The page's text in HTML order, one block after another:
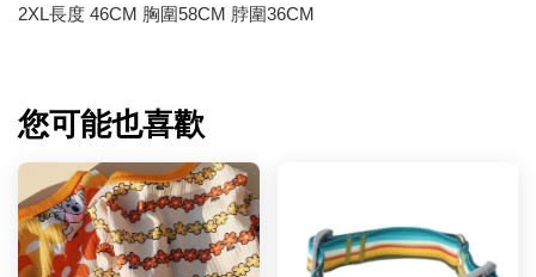
2XL長度 46CM 胸圍58CM 脖圍36CM
您可能也喜歡